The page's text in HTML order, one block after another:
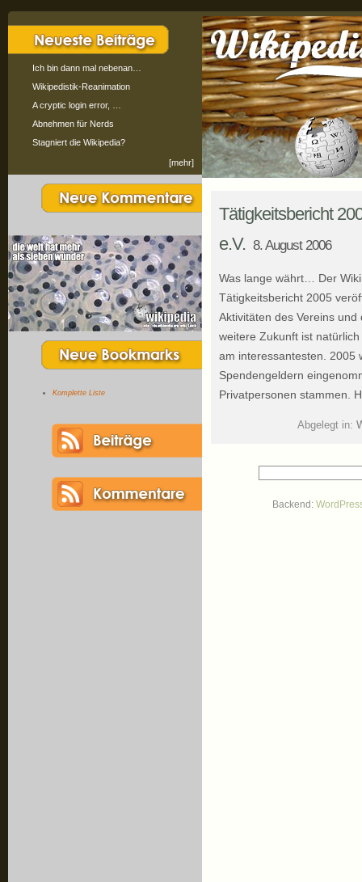
Ich bin dann mal nebenan…
Wikipedistik-Reanimation
A cryptic login error, …
Abnehmen für Nerds
Stagniert die Wikipedia?
[mehr]
Komplette Liste
Tätigkeitsbericht
e.V. 8. August 2006
Was lange währt… Der
Tätigkeitsbericht 2005
Aktivitäten des Vereins
weitere Zukunft ist
am interessantesten. 2005
Spendengeldern
Privatpersonen stammen.
Abgelegt in:
Backend: